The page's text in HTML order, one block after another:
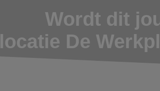
Wordt dit
locatie De